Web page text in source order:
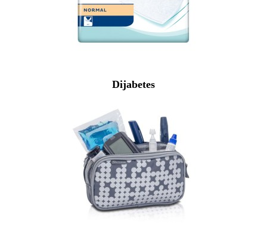
Dijabetes